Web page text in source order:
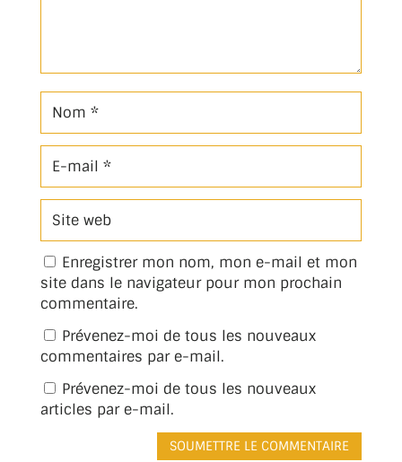
Enregistrer mon nom, mon e-mail et mon
site dans le navigateur pour mon prochain
commentaire.
Prévenez-moi de tous les nouveaux
commentaires par e-mail.
Prévenez-moi de tous les nouveaux
articles par e-mail.
SOUMETTRE LE COMMENTAIRE